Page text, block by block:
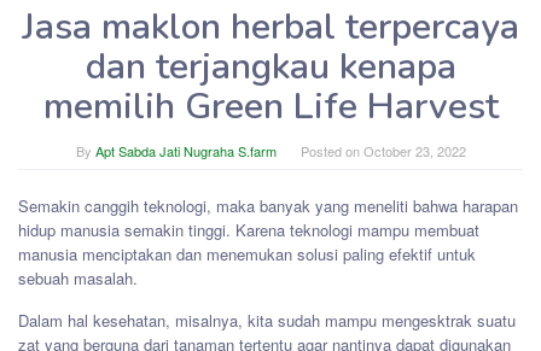
Jasa maklon herbal terpercaya
dan terjangkau kenapa
memilih Green Life Harvest
By Apt Sabda Jati Nugraha S.farm Posted onOctober 23, 2022
Semakin canggih teknologi, maka banyak yang meneliti bahwa harapan
hidup manusia semakin tinggi. Karena teknologi mampu membuat
manusia menciptakan dan menemukan solusi paling efektif untuk
sebuah masalah.
Dalam hal kesehatan, misalnya, kita sudah mampu mengesktrak suatu
zat yang berguna dari tanaman tertentu agar nantinya dapat digunakan